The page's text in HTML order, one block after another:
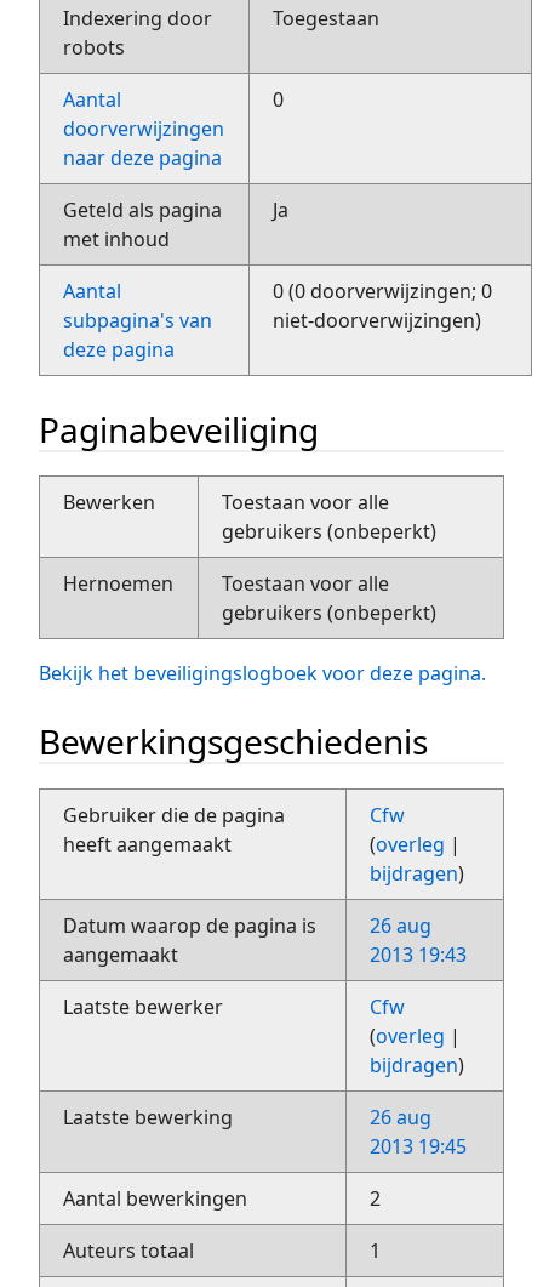
Indexering door
robots
Toegestaan
Aantal
doorverwijzingen
naar deze pagina
0
Geteld als pagina
met inhoud
Ja
Aantal
subpagina's van
deze pagina
0 (0 doorverwijzingen; 0
niet-doorverwijzingen)
Paginabeveiliging
Bewerken
Toestaan voor alle
gebruikers (onbeperkt)
Hernoemen
Toestaan voor alle
gebruikers (onbeperkt)
Bekijk het beveiligingslogboek voor deze pagina.
Bewerkingsgeschiedenis
Gebruiker die de pagina
heeft aangemaakt
Cfw
(overleg |
bijdragen)
Datum waarop de pagina is
aangemaakt
26 aug
2013 19:43
Laatste bewerker
Cfw
(overleg |
bijdragen)
Laatste bewerking
26 aug
2013 19:45
Aantal bewerkingen
2
Auteurs totaal
1